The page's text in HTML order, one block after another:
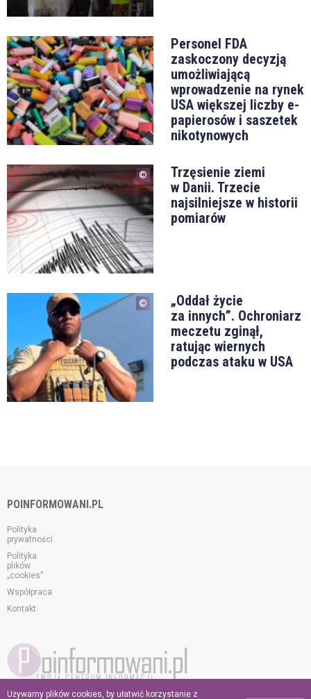
Personel FDA
zaskoczony decyzją
umożliwiającą
wprowadzenie na rynek
USA większej liczby e-
papierosów i saszetek
nikotynowych
Trzęsienie ziemi
w Danii. Trzecie
najsilniejsze w historii
pomiarów
„Oddał życie
za innych”. Ochroniarz
meczetu zginął,
ratując wiernych
podczas ataku w USA
POINFORMOWANI.PL
Polityka
prywatności
Polityka
plików
„cookies”
Współpraca
Kontakt
© 2026 poinformowani.pl.
Używamy plików cookies, by ułatwić korzystanie z